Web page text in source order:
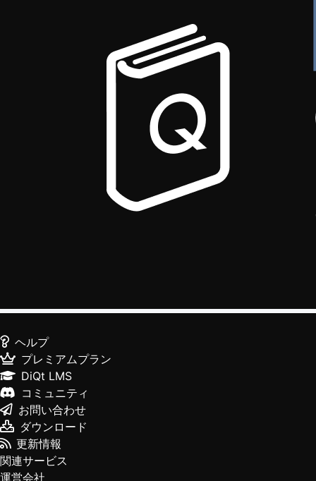
ヘルプ
プレミアムプラン
DiQt LMS
コミュニティ
お問い合わせ
ダウンロード
更新情報
関連サービス
運営会社